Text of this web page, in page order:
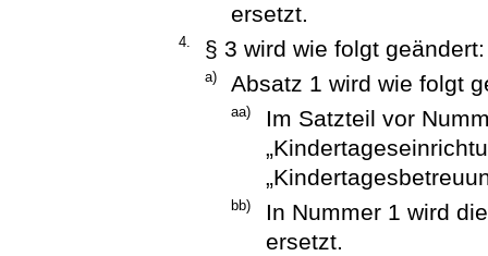
ersetzt.
4. § 3 wird wie folgt geändert:
a) Absatz 1 wird wie folgt
aa)
Im Satzteil vor
bb)
In Nummer 1 wird
ersetzt.